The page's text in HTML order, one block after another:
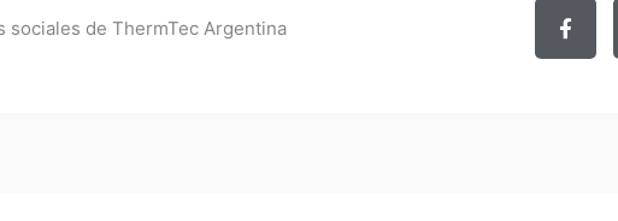
sociales de ThermTec Argentina
a
c